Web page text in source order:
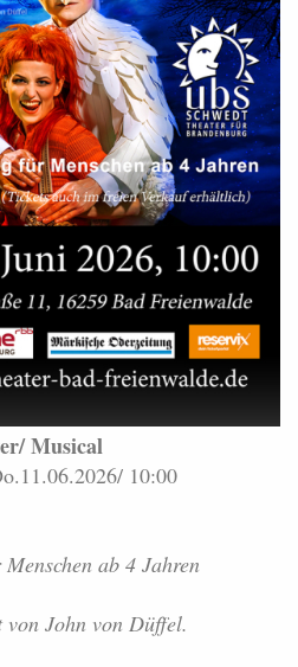
Musical
10:00
ab 4 Jahren
John von Düffel.